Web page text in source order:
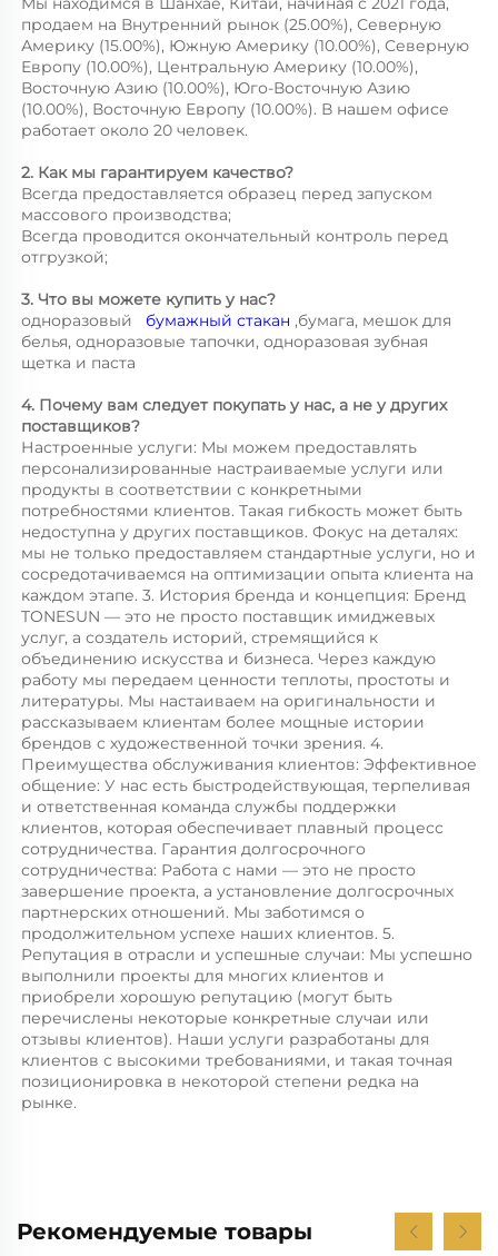
продаем на Внутренний рынок (25.00%), Северную
Америку (15.00%), Южную Америку (10.00%), Северную
Европу (10.00%), Центральную Америку (10.00%),
Восточную Азию (10.00%), Юго-Восточную Азию
(10.00%), Восточную Европу (10.00%). В нашем офисе
работает около 20 человек.
2. Как мы гарантируем качество?
Всегда предоставляется образец перед запуском
массового производства;
Всегда проводится окончательный контроль перед
отгрузкой;
3. Что вы можете купить у нас?
одноразовый бумажный стакан ,бумага, мешок для
белья, одноразовые тапочки, одноразовая зубная
щетка и паста
4. Почему вам следует покупать у нас, а не у других
поставщиков?
Настроенные услуги: Мы можем предоставлять
персонализированные настраиваемые услуги или
продукты в соответствии с конкретными
потребностями клиентов. Такая гибкость может быть
недоступна у других поставщиков. Фокус на деталях:
мы не только предоставляем стандартные услуги, но и
сосредотачиваемся на оптимизации опыта клиента на
каждом этапе. 3. История бренда и концепция: Бренд
TONESUN — это не просто поставщик имиджевых
услуг, а создатель историй, стремящийся к
объединению искусства и бизнеса. Через каждую
работу мы передаем ценности теплоты, простоты и
литературы. Мы настаиваем на оригинальности и
рассказываем клиентам более мощные истории
брендов с художественной точки зрения. 4.
Преимущества обслуживания клиентов: Эффективное
общение: У нас есть быстродействующая, терпеливая
и ответственная команда службы поддержки
клиентов, которая обеспечивает плавный процесс
сотрудничества. Гарантия долгосрочного
сотрудничества: Работа с нами — это не просто
завершение проекта, а установление долгосрочных
партнерских отношений. Мы заботимся о
продолжительном успехе наших клиентов. 5.
Репутация в отрасли и успешные случаи: Мы успешно
выполнили проекты для многих клиентов и
приобрели хорошую репутацию (могут быть
перечислены некоторые конкретные случаи или
отзывы клиентов). Наши услуги разработаны для
клиентов с высокими требованиями, и такая точная
позиционировка в некоторой степени редка на
рынке.
Рекомендуемые товары